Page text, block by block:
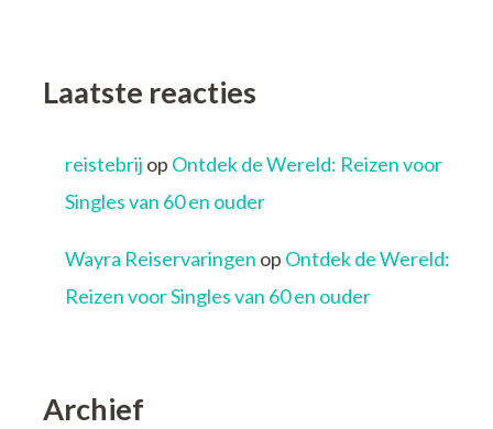
Laatste reacties
reistebrij op Ontdek de Wereld: Reizen voor
Singles van 60 en ouder
Wayra Reiservaringen op Ontdek de Wereld:
Reizen voor Singles van 60 en ouder
Archief